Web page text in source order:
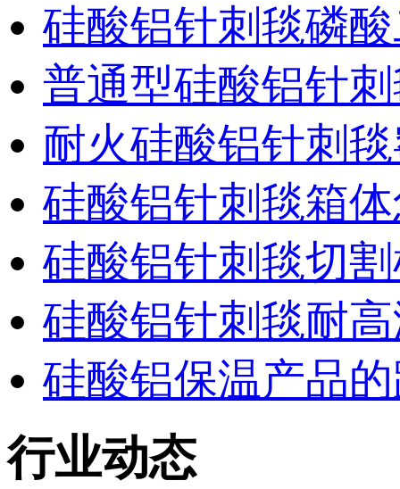
硅酸铝针刺毯磷
普通型硅酸铝针
耐火硅酸铝针刺
硅酸铝针刺毯箱
硅酸铝针刺毯切
硅酸铝针刺毯耐
硅酸铝保温产品
行业动态